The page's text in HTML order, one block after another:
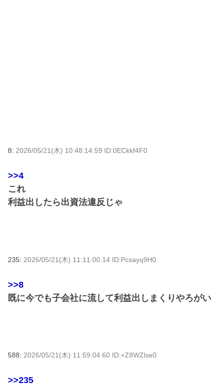
8: 2026/05/21(木) 10:48:14.59 ID:0ECkkf4F0
>>4
これ
利益出したら出資法違反じゃ
235: 2026/05/21(木) 11:11:00.14 ID:Pcsayq9H0
>>8
既に今でも子会社に流して利益出しまくりやろがい
588: 2026/05/21(木) 11:59:04.60 ID:+Z8WZlse0
>>235